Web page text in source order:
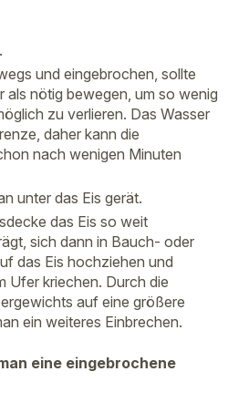
und eingebrochen, sollte
als nötig bewegen, um so wenig
zu verlieren. Das Wasser
daher kann die
nach wenigen Minuten
unter das Eis gerät.
das Eis so weit
sich dann in Bauch- oder
das Eis hochziehen und
Ufer kriechen. Durch die
auf eine größere
ein weiteres Einbrechen.
eine eingebrochene